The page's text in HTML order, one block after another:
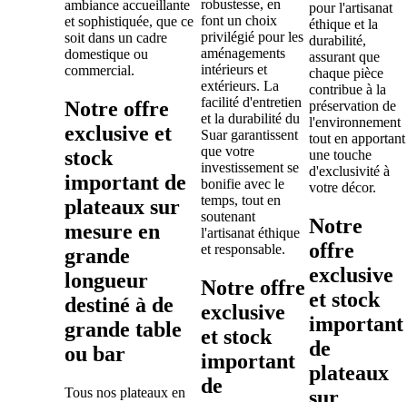
ambiance accueillante
et sophistiquée, que ce
soit dans un cadre
domestique ou
commercial.
Notre offre
exclusive et
stock
important de
plateaux sur
mesure en
grande
longueur
destiné à de
grande table
ou bar
Tous nos plateaux en
robustesse, en
font un choix
privilégié pour les
aménagements
intérieurs et
extérieurs. La
facilité d'entretien
et la durabilité du
Suar garantissent
que votre
investissement se
bonifie avec le
temps, tout en
soutenant
l'artisanat éthique
et responsable.
Notre offre
exclusive
et stock
important
de
pour l'artisanat
éthique et la
durabilité,
assurant que
chaque pièce
contribue à la
préservation de
l'environnement
tout en apportant
une touche
d'exclusivité à
votre décor.
Notre
offre
exclusive
et stock
important
de
plateaux